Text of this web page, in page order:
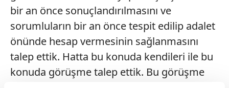
bir an önce sonuçlandırılmasını ve
sorumluların bir an önce tespit edilip adalet
önünde hesap vermesinin sağlanmasını
talep ettik. Hatta bu konuda kendileri ile bu
konuda görüşme talep ettik. Bu görüşme